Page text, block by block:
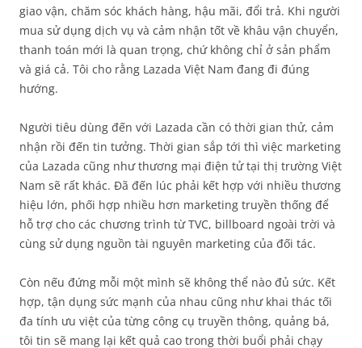
giao vận, chăm sóc khách hàng, hậu mãi, đổi trả. Khi người
mua sử dụng dịch vụ và cảm nhận tốt về khâu vận chuyển,
thanh toán mới là quan trọng, chứ không chỉ ở sản phẩm
và giá cả. Tôi cho rằng Lazada Việt Nam đang đi đúng
hướng.
Người tiêu dùng đến với Lazada cần có thời gian thử, cảm
nhận rồi đến tin tưởng. Thời gian sắp tới thì việc marketing
của Lazada cũng như thương mại điện tử tại thị trường Việt
Nam sẽ rất khác. Đã đến lúc phải kết hợp với nhiều thương
hiệu lớn, phối hợp nhiều hơn marketing truyền thống để
hỗ trợ cho các chương trình từ TVC, billboard ngoài trời và
cùng sử dụng nguồn tài nguyên marketing của đối tác.
Còn nếu đứng mỗi một mình sẽ không thể nào đủ sức. Kết
hợp, tận dụng sức mạnh của nhau cũng như khai thác tối
đa tính ưu việt của từng công cụ truyền thông, quảng bá,
tôi tin sẽ mang lại kết quả cao trong thời buổi phải chạy